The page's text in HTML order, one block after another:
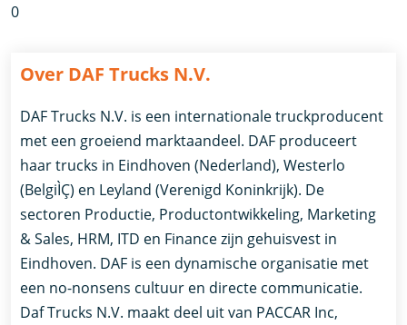
0
Over DAF Trucks N.V.
DAF Trucks N.V. is een internationale truckproducent
met een groeiend marktaandeel. DAF produceert
haar trucks in Eindhoven (Nederland), Westerlo
(BelgiÌÇ) en Leyland (Verenigd Koninkrijk). De
sectoren Productie, Productontwikkeling, Marketing
& Sales, HRM, ITD en Finance zijn gehuisvest in
Eindhoven. DAF is een dynamische organisatie met
een no-nonsens cultuur en directe communicatie.
Daf Trucks N.V. maakt deel uit van PACCAR Inc,